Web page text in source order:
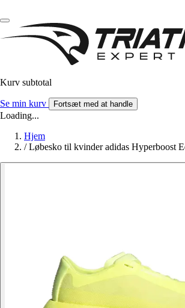
Kurv subtotal
Se min kurv Fortsæt med at handle
Loading...
Hjem
/ Løbesko til kvinder adidas Hyperboost